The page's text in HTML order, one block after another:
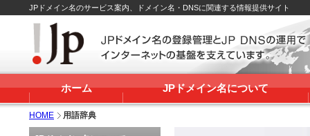
JPドメイン名のサービス案内、ドメイン名・DNSに関連する情報提供サイト
ホーム JPドメイン名について
HOME 用語辞典